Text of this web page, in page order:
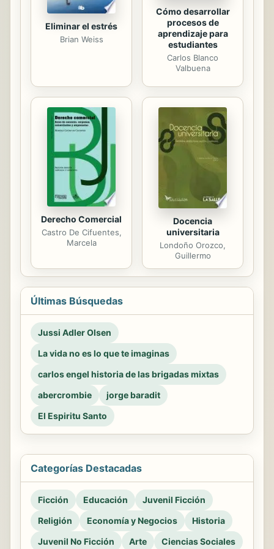
Eliminar el estrés
Brian Weiss
Cómo desarrollar
procesos de
aprendizaje para
estudiantes
Carlos Blanco
Valbuena
Derecho Comercial
Castro De Cifuentes,
Marcela
Docencia
universitaria
Londoño Orozco,
Guillermo
Últimas Búsquedas
Jussi Adler Olsen
La vida no es lo que te imaginas
carlos engel historia de las brigadas mixtas
abercrombie
jorge baradit
El Espiritu Santo
Categorías Destacadas
Ficción Educación
Juvenil Ficción
Religión
Economía y Negocios
Historia
Juvenil No Ficción
Arte Ciencias Sociales